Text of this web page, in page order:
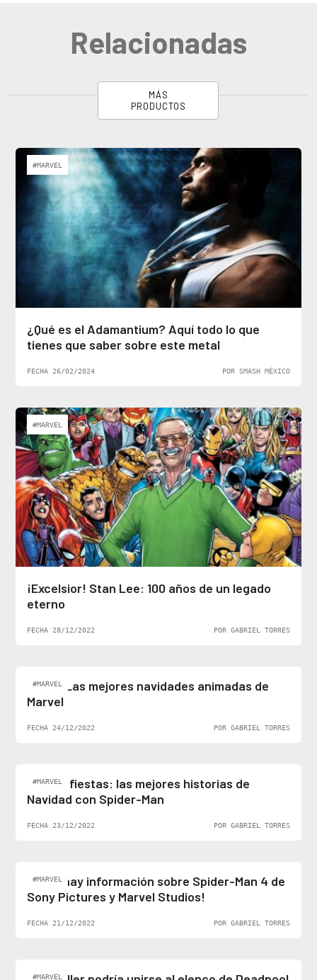
Relacionadas
MÁS
PRODUCTOS
#MARVEL
¿Qué es el Adamantium? Aquí todo lo que
tienes que saber sobre este metal
FECHA 26/02/2024 POR SMASH MÉXICO
#MARVEL
¡Excelsior! Stan Lee: 100 años de un legado
eterno
FECHA 28/12/2022 POR GABRIEL TORRES
#MARVEL
Top 5: Las mejores navidades animadas de
Marvel
FECHA 24/12/2022 POR GABRIEL TORRES
#MARVEL
Felices fiestas: las mejores historias de
Navidad con Spider-Man
FECHA 23/12/2022 POR GABRIEL TORRES
#MARVEL
¡Al fin hay información sobre Spider-Man 4 de
Sony Pictures y Marvel Studios!
FECHA 21/12/2022 POR GABRIEL TORRES
#MARVEL